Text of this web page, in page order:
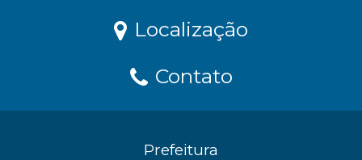
Localização
Contato
Prefeitura